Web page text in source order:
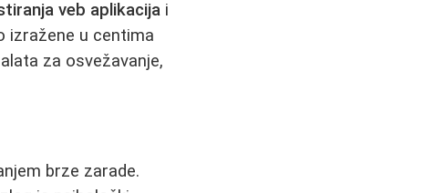
veb aplikacija i
izražene u centima
za osvežavanje,
brze zarade.